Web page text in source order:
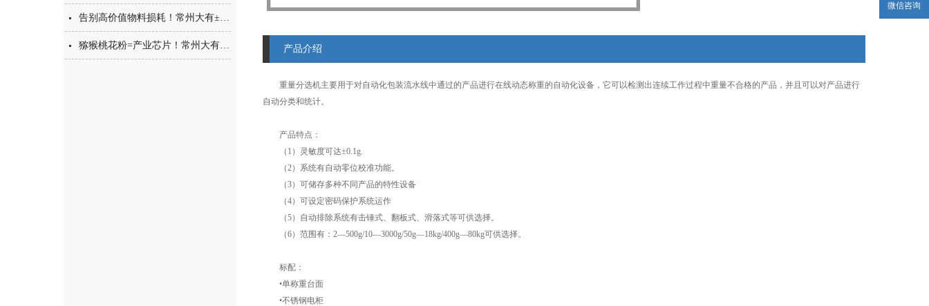
告别高价值物料损耗！常州大有±0.001g西林瓶分装，让每一毫克都物尽其用
猕猴桃花粉=产业芯片！常州大有花粉分装机，守住每一克“植物黄金”的价值 产品介绍
重量分选机主要用于对自动化包装流水线中通过的产品进行在线动态称重的自动化设备，它可以检测出连续工作过程中重量不合格的产品，并且可以对产品进行
自动分类和统计。
产品特点：
（1）灵敏度可达±0.1g.
（2）系统有自动零位校准功能。
（3）可储存多种不同产品的特性设备
（4）可设定密码保护系统运作
（5）自动排除系统有击锤式、翻板式、滑落式等可供选择。
（6）范围有：2—500g/10—3000g/50g—18kg/400g—80kg可供选择。
标配：
•单称重台面
•不锈钢电柜
微信咨询